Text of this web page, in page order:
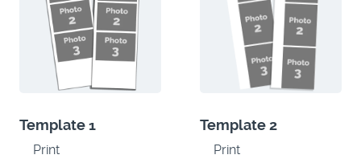
Template 1
Print
Template 2
Print